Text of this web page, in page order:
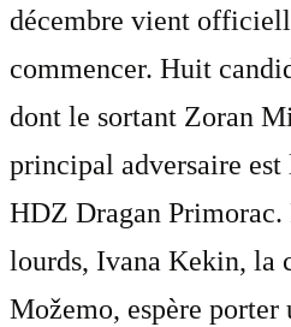
décembre vient
commencer. Huit
dont le sortant Zoran
principal adversaire est
HDZ Dragan Primorac.
lourds, Ivana Kekin, la
Možemo, espère porter